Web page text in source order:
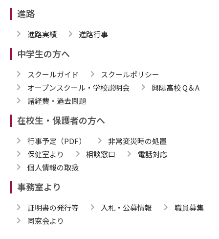
進路
進路実績 進路行事
中学生の方へ
スクールガイド
スクールポリシー
オープンスクール・学校説明会
興陽高校 Q＆A
諸経費・過去問題
在校生・保護者の方へ
行事予定（PDF）
非常変災時の処置
保健室より
相談窓口
電話対応
個人情報の取扱
事務室より
証明書の発行等 入札・公募情報
職員募集
同窓会より